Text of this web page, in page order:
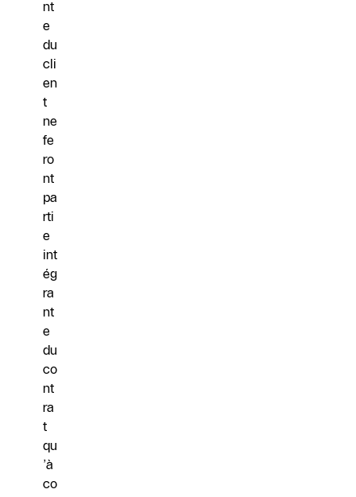
nt
e
du
cli
en
t
ne
fe
ro
nt
pa
rti
e
int
ég
ra
nt
e
du
co
nt
ra
t
qu
’à
co